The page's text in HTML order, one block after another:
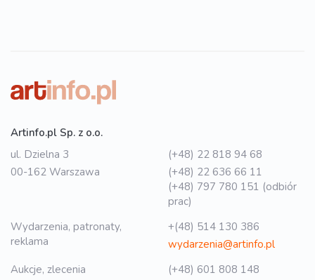
Artinfo.pl Sp. z o.o.
ul. Dzielna 3
00-162 Warszawa
(+48) 22 818 94 68
(+48) 22 636 66 11
(+48) 797 780 151 (odbiór
prac)
Wydarzenia, patronaty,
reklama
+(48) 514 130 386
wydarzenia@artinfo.pl
Aukcje, zlecenia
(+48) 601 808 148